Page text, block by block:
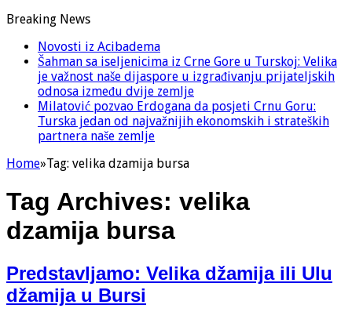
Breaking News
Novosti iz Acibadema
Šahman sa iseljenicima iz Crne Gore u Turskoj: Velika
je važnost naše dijaspore u izgrađivanju prijateljskih
odnosa između dvije zemlje
Milatović pozvao Erdogana da posjeti Crnu Goru:
Turska jedan od najvažnijih ekonomskih i strateških
partnera naše zemlje
Home»Tag: velika dzamija bursa
Tag Archives: velika
dzamija bursa
Predstavljamo: Velika džamija ili Ulu
džamija u Bursi